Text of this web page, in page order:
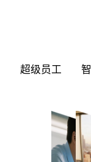
超级员工